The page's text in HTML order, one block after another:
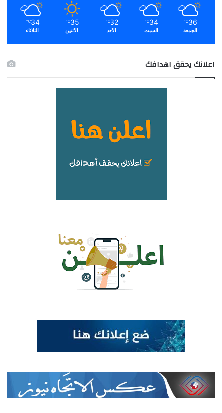
36
℃
الجمعة
34
℃
السبت
32
℃
الأحد
35
℃
الأثنين
34
℃
الثلاثاء
اعلانك يحقق اهدافك